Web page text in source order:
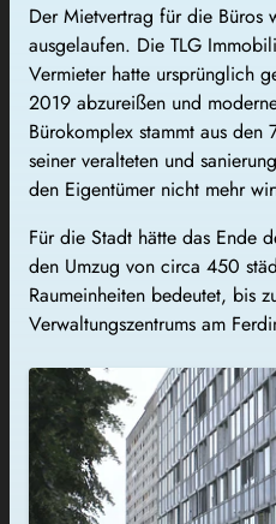
Der Mietvertrag für die
ausgelaufen. Die TLG
Vermieter hatte ursprünglich
2019 abzureißen und
Bürokomplex stammt aus den
seiner veralteten und
den Eigentümer nicht mehr
Für die Stadt hätte das Ende
den Umzug von circa 450
Raumeinheiten bedeutet, bis
Verwaltungszentrums am